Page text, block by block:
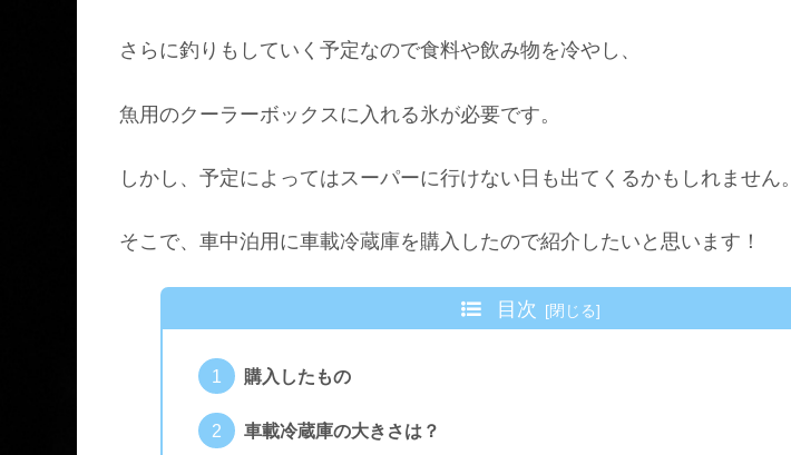
さらに釣りもしていく予定なので食料や飲み物を冷やし、
魚用のクーラーボックスに入れる氷が必要です。
しかし、予定によってはスーパーに行けない日も出てくるかもしれません。
そこで、車中泊用に車載冷蔵庫を購入したので紹介したいと思います！
目次
購入したもの
車載冷蔵庫の大きさは？